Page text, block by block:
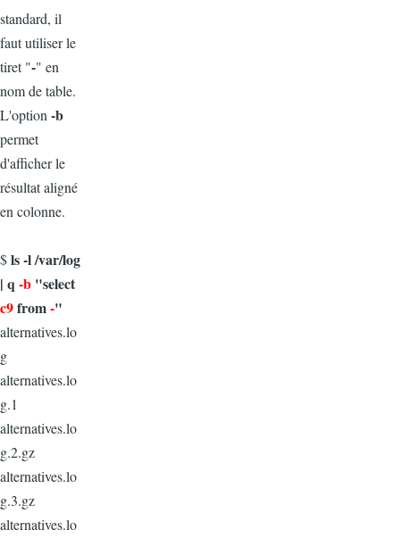
standard, il
faut utiliser le
tiret "-" en
nom de table.
L'option -b
permet
d'afficher le
résultat aligné
en colonne.
$ls -l /var/log
| q -b "select
c9from-"
alternatives.lo
g
alternatives.lo
g.1
alternatives.lo
g.2.gz
alternatives.lo
g.3.gz
alternatives.lo